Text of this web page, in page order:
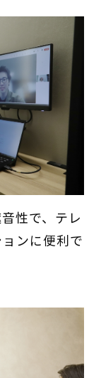
性で、テレ
ンに便利で